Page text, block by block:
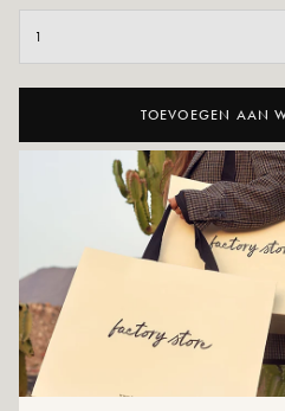
TOEVOEGEN AAN
AAN
Half-dij, half-boot, dit is het ideale
kiezen tussen de twee!
Kleuren: zwart
Materiaal buitenkant: Textiel
Binnenzool: leer
Buitenzool: synthetisch materiaal
Voering: Textiel